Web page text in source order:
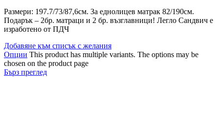
Размери: 197.7/73/87,6см. За еднолицев матрак 82/190см.
Подарък – 2бр. матраци и 2 бр. възглавници! Легло Сандвич е
изработено от ПДЧ
Добавяне към списък с желания
Опции This product has multiple variants. The options may be
chosen on the product page
Бърз преглед